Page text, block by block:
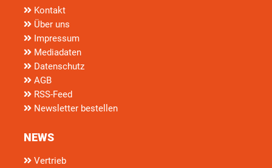
Kontakt
Über uns
Impressum
Mediadaten
Datenschutz
AGB
RSS-Feed
Newsletter bestellen
NEWS
Vertrieb